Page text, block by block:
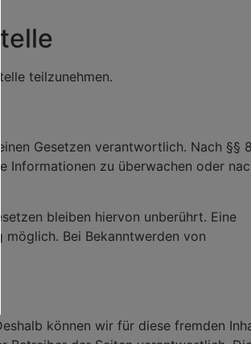
teilzunehmen.
Gesetzen verantwortlich. Nach §§ 8
Informationen zu überwachen oder
bleiben hiervon unberührt. Eine
Bei Bekanntwerden von
können wir für diese fremden